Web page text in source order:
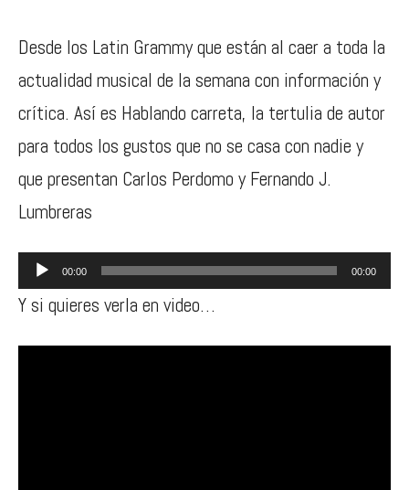
Desde los Latin Grammy que están al caer a toda la
actualidad musical de la semana con información y
crítica. Así es Hablando carreta, la tertulia de autor
para todos los gustos que no se casa con nadie y
que presentan Carlos Perdomo y Fernando J.
Lumbreras
Reproductor
de
00:00 00:00
Y si quieres verla en video…